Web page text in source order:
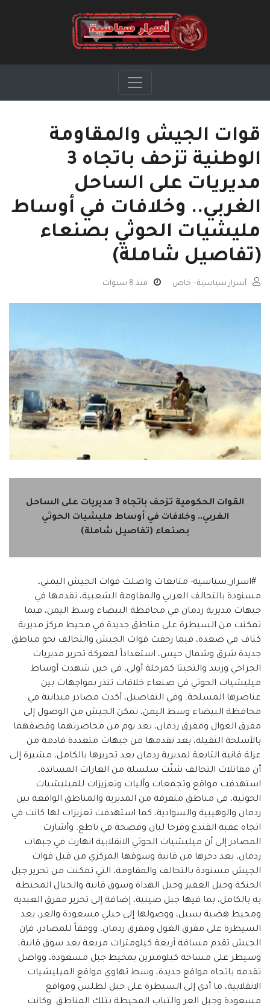
قوات الجيش والمقاومة
الوطنية تزحف باتجاه 3
مديريات على الساحل
الغربي.. وخلافات في أوساط
مليشيات الحوثي بصنعاء
(تفاصيل شاملة)
أسرار سياسية - خاص منذ 8 سنوات
القوات الحكومية تزحف باتجاه 3 مديريات على الساحل
الغربي.. وخلافات في أوساط مليشيات الحوثي
بصنعاء (تفاصيل شاملة)
#اسرار_سياسية- متابعات واصلت قوات الجيش اليمني،
مسنودة بالتحالف العربي والمقاومة الشعبية، تقدمها في
جبهات مديرية ردمان في محافظة البيضاء وسط اليمن، فيما
تمكنت من السيطرة على مناطق جديدة في محيط مركز مديرية
كتاف في صعدة، فيما زحفت قوات الجيش والتحالف نحو مناطق
جديدة شرق وشمال حيس، استعداداً لمعركة تحرير مديريات
الجراحي وزبيد والتحيتا كمرحلة أولى، في حين شهدت أوساط
ميليشيات الحوثي في صنعاء خلافات تنذر بمواجهات بين
عناصرها المسلحة. وفي التفاصيل، أكدت مصادر ميدانية في
محافظة البيضاء وسط اليمن، تمكن الجيش من الوصول إلى
مفرق الغوال ومفرق ردمان، بعد يوم من محاصرتهما وقصفهما
بالأسلحة الثقيلة، بعد تقدمها من جبهات متعددة قادمة من
عزلة قانية التابعة لمديرية ردمان بعد تحريرها بالكامل، مشيرة إلى
أن مقاتلات التحالف شنّت سلسلة من الغارات المساندة،
استهدفت مواقع وتجمعات وآليات وتعزيزات للميليشيات
الحوثية، في مناطق متفرقة من المديرية والمناطق الواقعة بين
ردمان والوهيبية والسوادية، كما استهدفت تعزيزات لها كانت في
اتجاه عقبة القنذع وقرحا لبان وفضحة في ناطع. وأشارت
المصادر إلى أن ميليشيات الحوثي الانقلابية انهارت في جبهات
ردمان، بعد دحرها من قانية وسوقها المركزي من قبل قوات
الجيش مسنودة بالتحالف والمقاومة، التي تمكنت من تحرير جبل
الحنكة وجبل العفير وجبل الهداة وسوق قانية والجبال المحيطة
به بالكامل، بما فيها جبل صينية، إضافة إلى تحرير مفرق العبدية
ومحيط هضبة يسبل، ووصولها إلى جبلي مسعودة والعر، بعد
السيطرة على مفرق الغول ومفرق ردمان. ووفقاً للمصادر، فإن
الجيش تقدم مسافة أربعة كيلومترات مربعة بعد سوق قانية،
وسيطر على مساحة كيلومترين بمحيط جبل مسعودة، وواصل
تقدمه باتجاه مواقع جديدة، وسط تهاوي مواقع الميليشيات
الانقلابية، ما أدى إلى السيطرة على جبل لطلس ومواقع
مسعودة وجبل العر والتباب المحيطة بتلك المناطق. وكانت